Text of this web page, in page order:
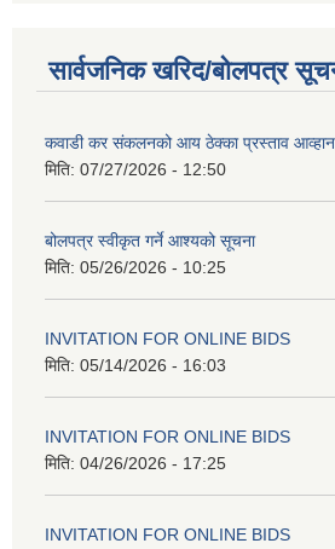
सार्वजनिक खरिद/बोलपत्र
कवाडी कर संकलनको आय ठेक्का प्रस्ताव आव्हान
मिति: 07/27/2026 - 12:50
बोलपत्र स्वीकृत गर्ने आश्यको सूचना
मिति: 05/26/2026 - 10:25
INVITATION FOR ONLINE BIDS
मिति: 05/14/2026 - 16:03
INVITATION FOR ONLINE BIDS
मिति: 04/26/2026 - 17:25
INVITATION FOR ONLINE BIDS